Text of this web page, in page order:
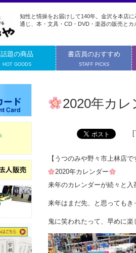
知性と情操をお届けして140年。金沢を本店
通じ、本・文具・CD・DVD・楽器の販売とカ
話題の商品
HOT GOODS
書店員のおすすめ
STAFF PICKS
2020年カレ
【うつのみや野々市上林店で
2020年カレンダー
来年のカレンダーが続々と入
来年はまだ先、と思ってもき
鬼に笑われたって、早めに